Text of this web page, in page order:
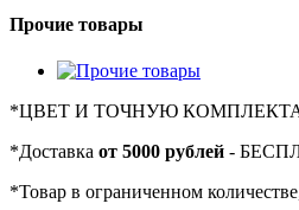
Прочие товары
*ЦВЕТ И ТОЧНУЮ
*Доставка от 5000 рублей -
*Товар в ограниченном